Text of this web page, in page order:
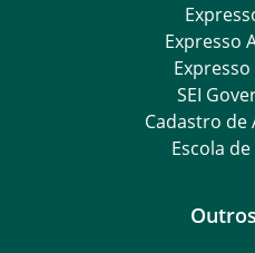
Expresso
SEI
Cadastro de
Escola